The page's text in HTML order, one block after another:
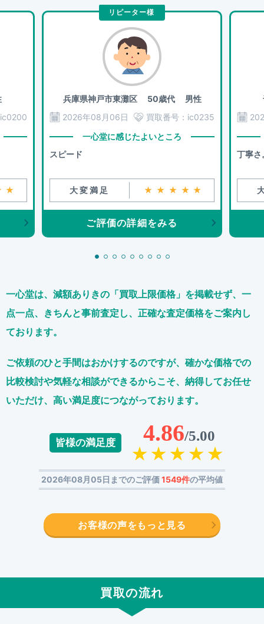
ic0200
リピーター様
兵庫県神戸市東灘区50歳代 男性
2026年08月06日
買取番号： ic0235
一心堂に感じたよいところ
スピード
大変満足 ★★★★★
ご評価の詳細をみる
丁寧さ
一心堂は、減額ありきの「買取上限価格」を掲載せず、 一
点一点、きちんと事前査定し、正確な査定価格をご案内し
ております。
ご依頼のひと手間はおかけするのですが、 確かな価格での
比較検討や気軽な相談ができるからこそ、 納得してお任せ
いただけ、高い満足度につながっております。
皆様の満足度 4.86/5.00
2026年08月05日までのご評価1549件の平均値
お客様の声をもっと見る
買取の流れ